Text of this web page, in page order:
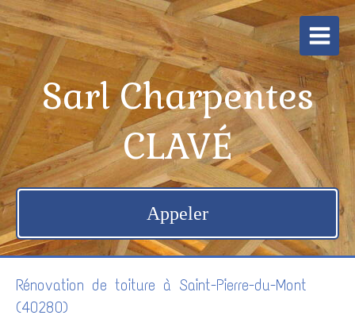
Sarl Charpentes
CLAVÉ
Appeler
Rénovation de toiture à Saint-Pierre-du-Mont
(40280)